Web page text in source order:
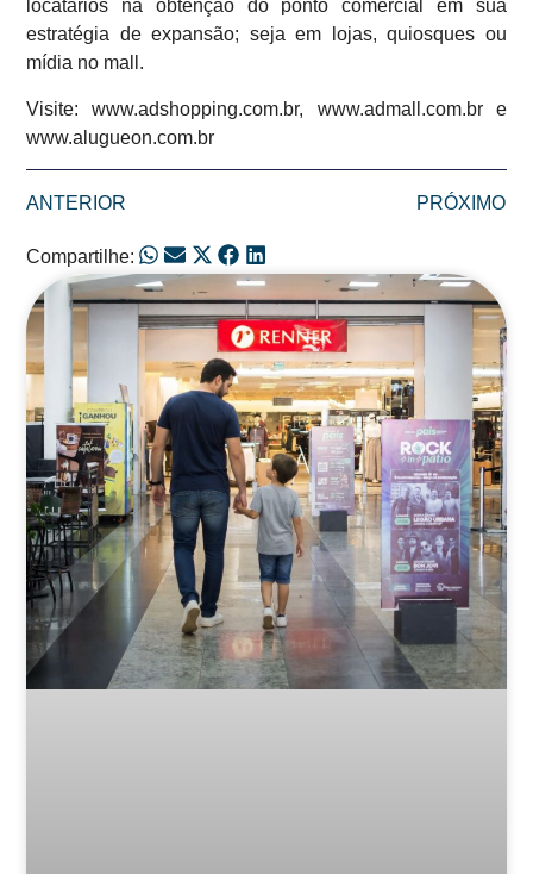
locatários na obtenção do ponto comercial em sua
estratégia de expansão; seja em lojas, quiosques ou
mídia no mall.
Visite: www.adshopping.com.br, www.admall.com.br e
www.alugueon.com.br
ANTERIOR PRÓXIMO
Compartilhe:
Posts Relacionados